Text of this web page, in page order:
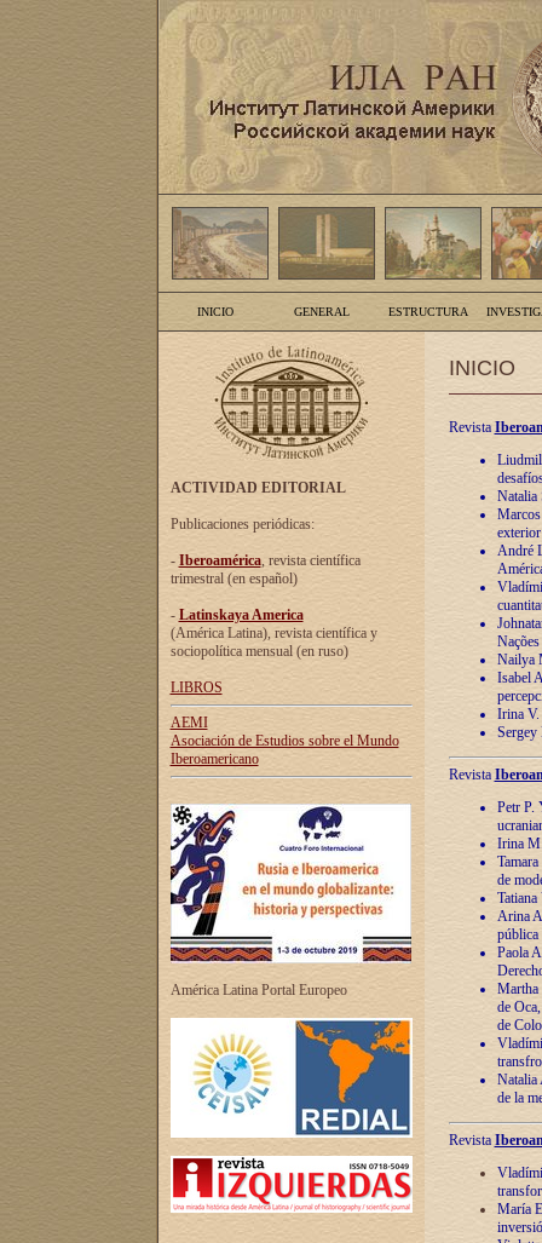
INICIO GENERAL ESTRUCTURA
ACTIVIDAD EDITORIAL
Publicaciones periódicas:
- Iberoamérica, revista científica
trimestral (en español)
- Latinskaya America
(América Latina), revista científica y
sociopolítica mensual (en ruso)
LIBROS
AEMI
Asociación de Estudios sobre el Mundo
Iberoamericano
América Latina Portal Europeo
INICIO
Revista
Natalia
André
Nailya
Isabel
Irina V.
Sergey
Revista
Petr P.
Irina
de
Arina
pública
Paola
Martha
de
de
Natalia
de la
Revista
María